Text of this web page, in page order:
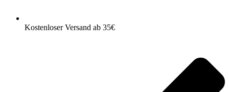
Kostenloser Versand ab 35€